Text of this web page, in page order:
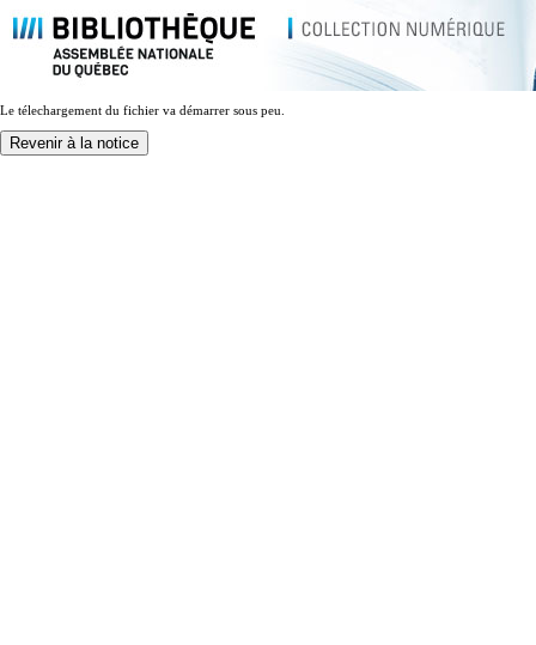
Le télechargement du fichier va démarrer sous peu.